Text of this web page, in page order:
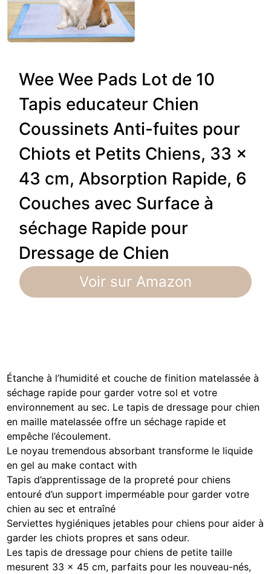
Wee Wee Pads Lot de 10
Tapis educateur Chien
Coussinets Anti-fuites pour
Chiots et Petits Chiens, 33 x
43 cm, Absorption Rapide, 6
Couches avec Surface à
séchage Rapide pour
Dressage de Chien
Voir sur Amazon
Étanche à l’humidité et couche de finition matelassée à
séchage rapide pour garder votre sol et votre
environnement au sec. Le tapis de dressage pour chien
en maille matelassée offre un séchage rapide et
empêche l’écoulement.
Le noyau tremendous absorbant transforme le liquide
en gel au make contact with
Tapis d’apprentissage de la propreté pour chiens
entouré d’un support imperméable pour garder votre
chien au sec et entraîné
Serviettes hygiéniques jetables pour chiens pour aider à
garder les chiots propres et sans odeur.
Les tapis de dressage pour chiens de petite taille
mesurent 33 x 45 cm, parfaits pour les nouveau-nés,